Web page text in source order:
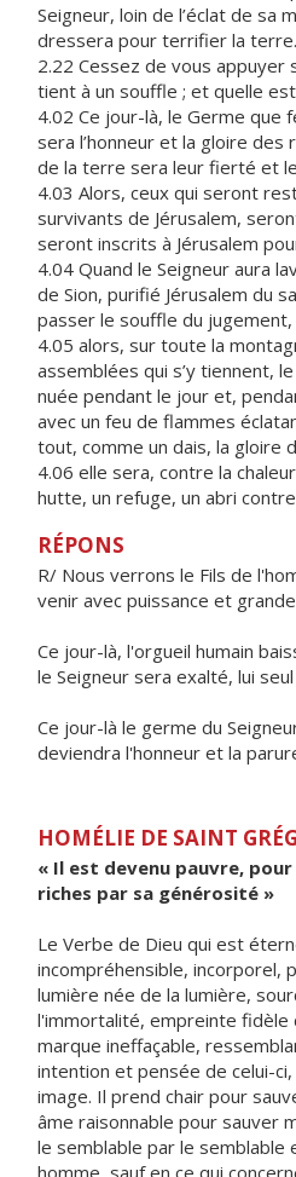
Seigneur, loin de l’éclat de sa
dressera pour terrifier la terre.
2.22 Cessez de vous appuyer
tient à un souffle ; et quelle
4.02 Ce jour-là, le Germe que
sera l’honneur et la gloire des
de la terre sera leur fierté et
4.03 Alors, ceux qui seront
survivants de Jérusalem,
seront inscrits à Jérusalem
4.04 Quand le Seigneur aura
de Sion, purifié Jérusalem du
passer le souffle du jugement,
4.05 alors, sur toute la
assemblées qui s’y tiennent,
nuée pendant le jour et,
avec un feu de flammes
tout, comme un dais, la gloire
4.06 elle sera, contre la
hutte, un refuge, un abri
RÉPONS
R/ Nous verrons le Fils de
venir avec puissance et
Ce jour-là, l'orgueil humain
le Seigneur sera exalté, lui seul
Ce jour-là le germe du
deviendra l'honneur et la
HOMÉLIE DE SAINT
« Il est devenu pauvre,
riches par sa générosité »
Le Verbe de Dieu qui est
incompréhensible, incorporel,
lumière née de la lumière,
l'immortalité, empreinte fidèle
marque ineffaçable,
intention et pensée de celui-
image. Il prend chair pour
âme raisonnable pour sauver
le semblable par le
homme, sauf en ce qui